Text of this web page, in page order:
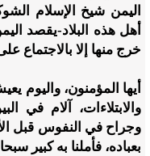
اليمن شيخ الإسلام
أهل هذه البلاد-يقصد
خرج منها إلا بالاجتماع
أيها المؤمنون، واليوم
والابتلاءات، آلام في
وجراح في النفوس قبل
بعباده، فأملنا به كبير